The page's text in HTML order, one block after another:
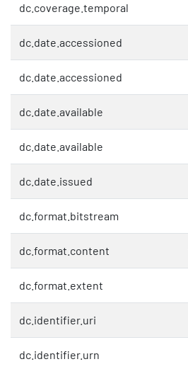
dc.coverage.temporal
dc.date.accessioned
dc.date.accessioned
dc.date.available
dc.date.available
dc.date.issued
dc.format.bitstream
dc.format.content
dc.format.extent
dc.identifier.uri
dc.identifier.urn